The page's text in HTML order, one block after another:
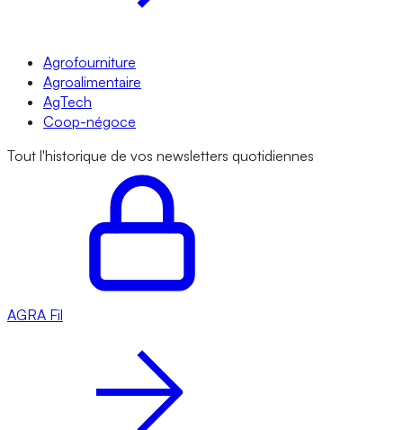
Agrofourniture
Agroalimentaire
AgTech
Coop-négoce
Tout l'historique de vos newsletters quotidiennes
AGRA Fil